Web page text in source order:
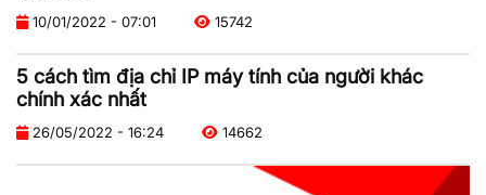
10/01/2022 - 07:01 15742
5 cách tìm địa chỉ IP máy tính của người khác
chính xác nhất
26/05/2022 - 16:24 14662